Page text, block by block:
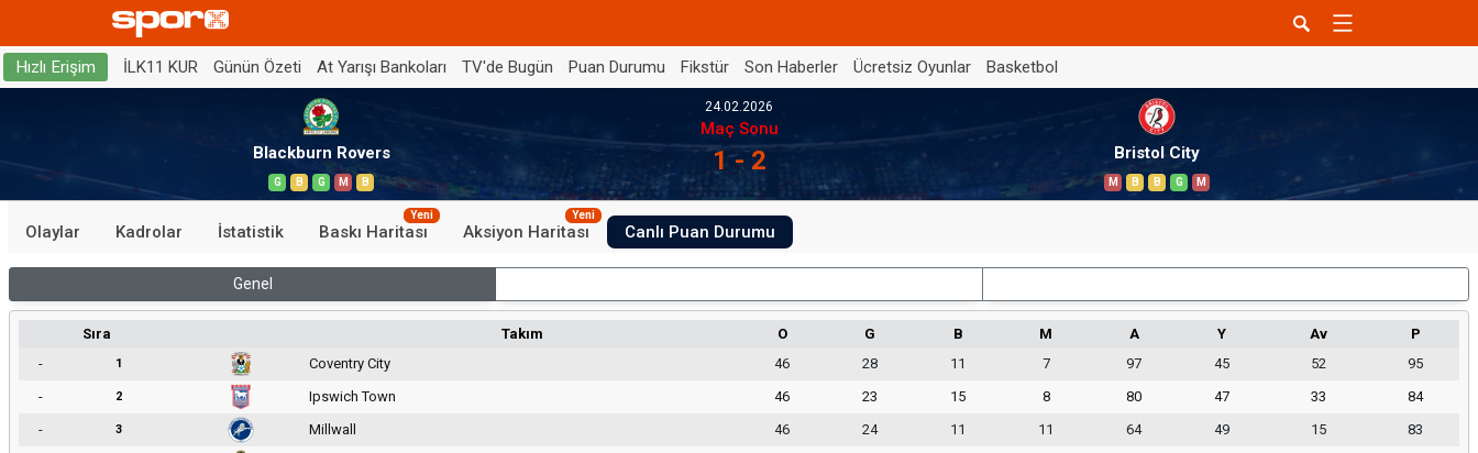
Hızlı Erişim İLK11 KUR Günün Özeti At Yarışı Bankoları TV'de Bugün Puan Durumu Fikstür Son Haberler Ücretsiz Oyunlar Basketbol
Blackburn Rovers
G B G M B
24.02.2026
Maç Sonu
1 - 2 Bristol City
M B B G M
Olaylar Kadrolar İstatistik Baskı Haritası
Yeni
Aksiyon Haritası
Yeni
Canlı Puan Durumu
Genel
Sıra Takım O G B M A Y Av
P
-
1 Coventry City 46 28 11 7 97 45 52
95
-
2 Ipswich Town 46 23 15 8 80 47 33
84
-
3 Millwall 46 24 11 11 64 49 15
83